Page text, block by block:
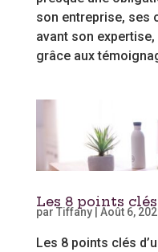
son entreprise, ses
avant son
grâce aux
Les 8 points
par Tiffany| Août 6,
Les 8 points clés